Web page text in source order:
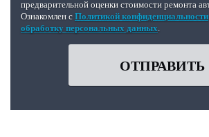
предварительной оценки стоимости ремонта
Ознакомлен с Политикой конфиденциальности
обработку персональных данных.
ОТПРАВИТЬ